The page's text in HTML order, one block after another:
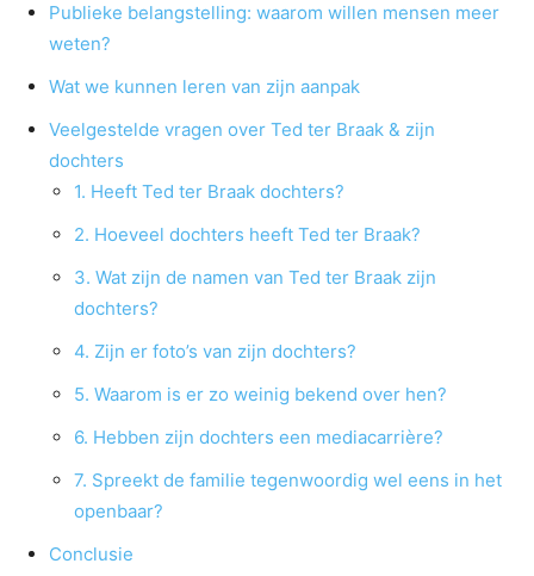
Publieke belangstelling: waarom willen mensen meer
weten?
Wat we kunnen leren van zijn aanpak
Veelgestelde vragen over Ted ter Braak & zijn
dochters
1. Heeft Ted ter Braak dochters?
2. Hoeveel dochters heeft Ted ter Braak?
3. Wat zijn de namen van Ted ter Braak zijn
dochters?
4. Zijn er foto’s van zijn dochters?
5. Waarom is er zo weinig bekend over hen?
6. Hebben zijn dochters een mediacarrière?
7. Spreekt de familie tegenwoordig wel eens in het
openbaar?
Conclusie